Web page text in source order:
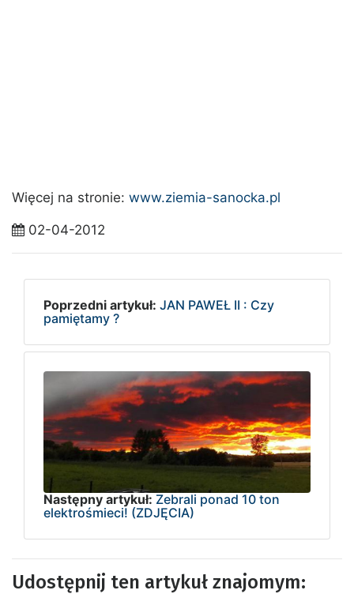
Więcej na stronie: www.ziemia-sanocka.pl
02-04-2012
Poprzedni artykuł: JAN PAWEŁ II : Czy
pamiętamy ?
Następny artykuł: Zebrali ponad 10 ton
elektrośmieci! (ZDJĘCIA)
Udostępnij ten artykuł znajomym: